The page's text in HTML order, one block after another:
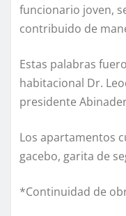
funcionario joven,
contribuido de
Estas palabras
habitacional Dr.
presidente
Los apartamentos
gacebo, garita de
*Continuidad de